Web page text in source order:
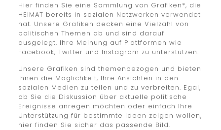
Hier finden Sie eine Sammlung von Grafiken*, die
HEIMAT bereits in sozialen Netzwerken verwendet
hat. Unsere Grafiken decken eine Vielzahl von
politischen Themen ab und sind darauf
ausgelegt, Ihre Meinung auf Plattformen wie
Facebook, Twitter und Instagram zu unterstützen.
Unsere Grafiken sind themenbezogen und bieten
Ihnen die Möglichkeit, Ihre Ansichten in den
sozialen Medien zu teilen und zu verbreiten. Egal,
ob Sie die Diskussion über aktuelle politische
Ereignisse anregen möchten oder einfach Ihre
Unterstützung für bestimmte Ideen zeigen wollen,
hier finden Sie sicher das passende Bild.